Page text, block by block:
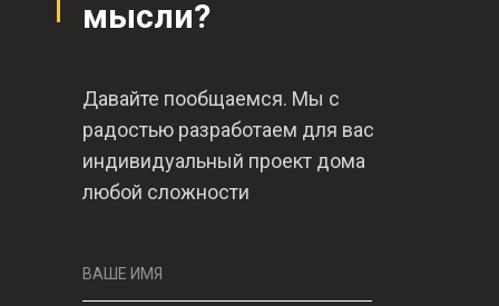
мысли?
ВАШЕ ИМЯ
Давайте пообщаемся. Мы с
радостью разработаем для вас
индивидуальный проект дома
любой сложности